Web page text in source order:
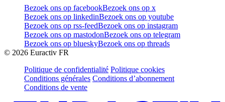
Bezoek ons op facebookBezoek ons op x
Bezoek ons op linkedinBezoek ons op youtube
Bezoek ons op rss-feedBezoek ons op instagram
Bezoek ons op mastodonBezoek ons op telegram
Bezoek ons op blueskyBezoek ons op threads
© 2026 Euractiv FR
Politique de confidentialité Politique cookies
Conditions générales Conditions d’abonnement
Conditions de vente